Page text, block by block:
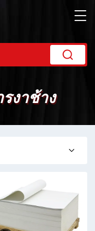
งาช้าง